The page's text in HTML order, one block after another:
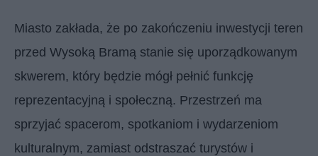
Miasto zakłada, że po zakończeniu inwestycji teren
przed Wysoką Bramą stanie się uporządkowanym
skwerem, który będzie mógł pełnić funkcję
reprezentacyjną i społeczną. Przestrzeń ma
sprzyjać spacerom, spotkaniom i wydarzeniom
kulturalnym, zamiast odstraszać turystów i